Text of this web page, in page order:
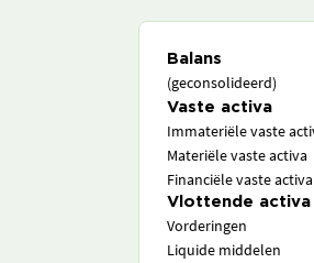
Balans
(geconsolideerd)
Vaste activa
Immateriële vaste
Materiële vaste activa
Financiële vaste activa
Vlottende activa
Vorderingen
Liquide middelen